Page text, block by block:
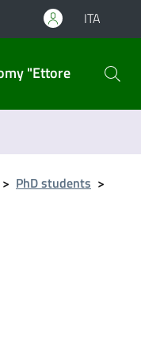
ITA
"Ettore
> PhD students >